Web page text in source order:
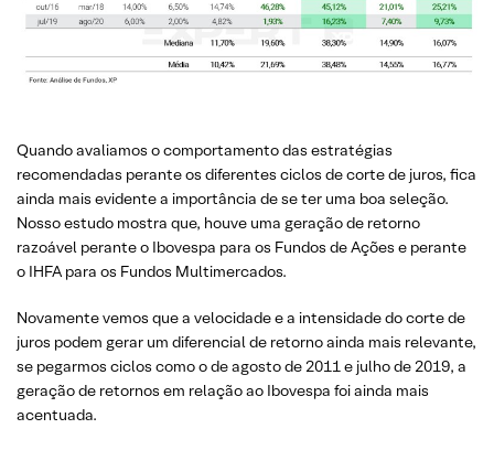
Quando avaliamos o comportamento das estratégias
recomendadas perante os diferentes ciclos de corte de juros, fica
ainda mais evidente a importância de se ter uma boa seleção.
Nosso estudo mostra que, houve uma geração de retorno
razoável perante o Ibovespa para os Fundos de Ações e perante
o IHFA para os Fundos Multimercados.
Novamente vemos que a velocidade e a intensidade do corte de
juros podem gerar um diferencial de retorno ainda mais relevante,
se pegarmos ciclos como o de agosto de 2011 e julho de 2019, a
geração de retornos em relação ao Ibovespa foi ainda mais
acentuada.